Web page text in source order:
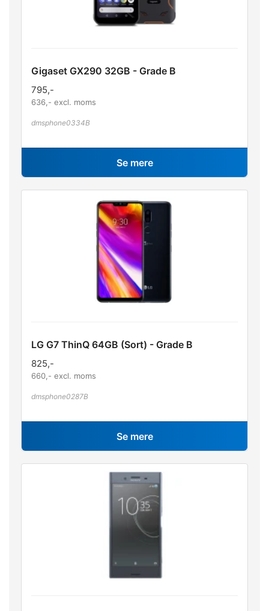
Gigaset GX290 32GB - Grade B
795,-
636 ,- excl. moms
dmsphone0334B
Se mere
LG G7 ThinQ 64GB (Sort) - Grade B
825,-
660 ,- excl. moms
dmsphone0287B
Se mere